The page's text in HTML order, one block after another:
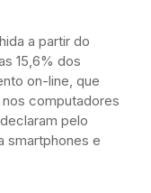
a partir do
15,6% dos
on-line, que
computadores
pelo
smartphones e